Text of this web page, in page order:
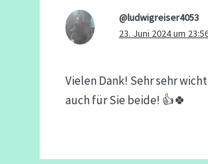
@ludwigreiser4053
23. Juni 2024 um
Vielen Dank! Sehr sehr
auch für Sie beide! 👍🍀